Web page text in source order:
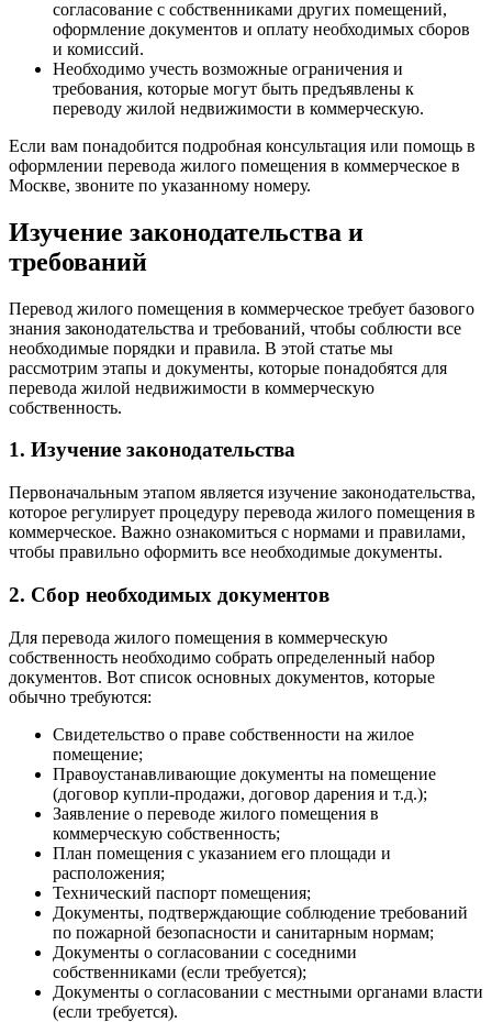
согласование с собственниками других помещений,
оформление документов и оплату необходимых сборов
и комиссий.
Необходимо учесть возможные ограничения и
требования, которые могут быть предъявлены к
переводу жилой недвижимости в коммерческую.
Если вам понадобится подробная консультация или помощь в
оформлении перевода жилого помещения в коммерческое в
Москве, звоните по указанному номеру.
Изучение законодательства и
требований
Перевод жилого помещения в коммерческое требует базового
знания законодательства и требований, чтобы соблюсти все
необходимые порядки и правила. В этой статье мы
рассмотрим этапы и документы, которые понадобятся для
перевода жилой недвижимости в коммерческую
собственность.
1. Изучение законодательства
Первоначальным этапом является изучение законодательства,
которое регулирует процедуру перевода жилого помещения в
коммерческое. Важно ознакомиться с нормами и правилами,
чтобы правильно оформить все необходимые документы.
2. Сбор необходимых документов
Для перевода жилого помещения в коммерческую
собственность необходимо собрать определенный набор
документов. Вот список основных документов, которые
обычно требуются:
Свидетельство о праве собственности на жилое
помещение;
Правоустанавливающие документы на помещение
(договор купли-продажи, договор дарения и т.д.);
Заявление о переводе жилого помещения в
коммерческую собственность;
План помещения с указанием его площади и
расположения;
Технический паспорт помещения;
Документы, подтверждающие соблюдение требований
по пожарной безопасности и санитарным нормам;
Документы о согласовании с соседними
собственниками (если требуется);
Документы о согласовании с местными органами власти
(если требуется).